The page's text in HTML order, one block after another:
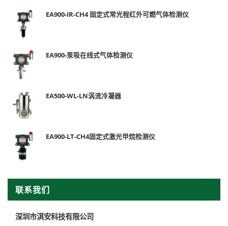
EA900-IR-CH4 固定式常光程红外可燃气体检测仪
EA900-泵吸在线式气体检测仪
EA500-WL-LN涡流冷凝器
EA900-LT-CH4固定式激光甲烷检测仪
联系我们
深圳市淇安科技有限公司